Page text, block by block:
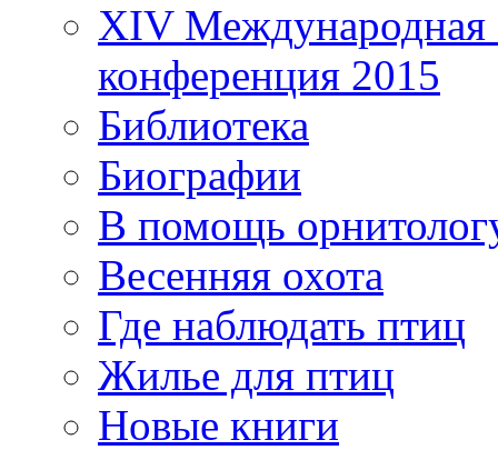
XIV Международная
конференция 2015
Библиотека
Биографии
В помощь
Весенняя охота
Где наблюдать птиц
Жилье для птиц
Новые книги